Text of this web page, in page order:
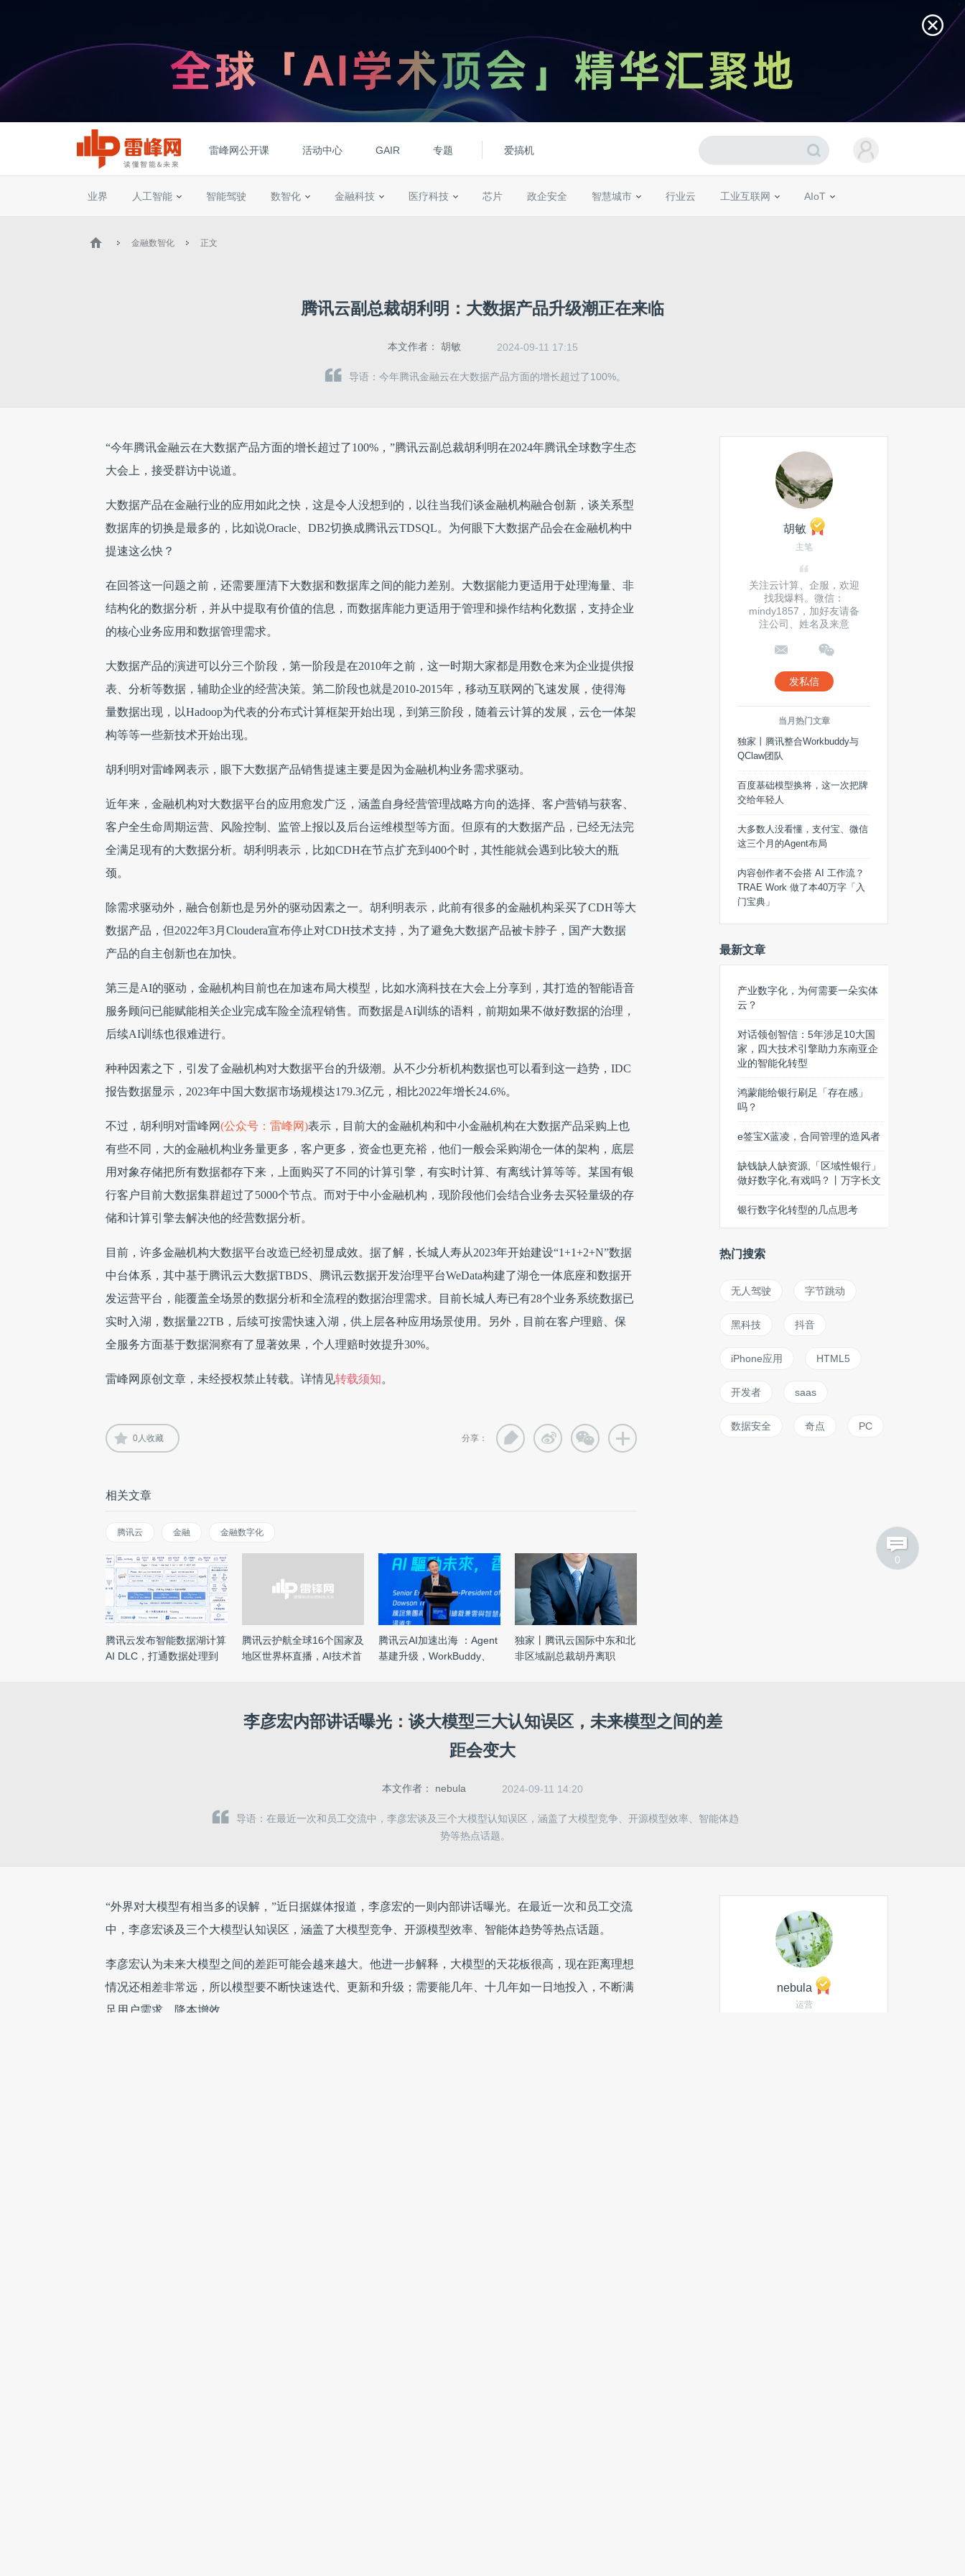
雷峰网公开课 活动中心 GAIR 专题 爱搞机
业界 人工智能 智能驾驶 数智化 金融科技 医疗科技 芯片 政企安全 智慧城市 行业云 工业互联网 AIoT
金融数智化 正文
0
腾讯云副总裁胡利明：大数据产品升级潮正在来临
本文作者： 胡敏 2024-09-11 17:15
导语：今年腾讯金融云在大数据产品方面的增长超过了100%。
“今年腾讯金融云在大数据产品方面的增长超过了100%，”腾讯云副总裁胡利明在2024年腾讯全球数字生态
大会上，接受群访中说道。
大数据产品在金融行业的应用如此之快，这是令人没想到的，以往当我们谈金融机构融合创新，谈关系型
数据库的切换是最多的，比如说Oracle、DB2切换成腾讯云TDSQL。为何眼下大数据产品会在金融机构中
提速这么快？
在回答这一问题之前，还需要厘清下大数据和数据库之间的能力差别。大数据能力更适用于处理海量、非
结构化的数据分析，并从中提取有价值的信息，而数据库能力更适用于管理和操作结构化数据，支持企业
的核心业务应用和数据管理需求。
大数据产品的演进可以分三个阶段，第一阶段是在2010年之前，这一时期大家都是用数仓来为企业提供报
表、分析等数据，辅助企业的经营决策。第二阶段也就是2010-2015年，移动互联网的飞速发展，使得海
量数据出现，以Hadoop为代表的分布式计算框架开始出现，到第三阶段，随着云计算的发展，云仓一体架
构等等一些新技术开始出现。
胡利明对雷峰网表示，眼下大数据产品销售提速主要是因为金融机构业务需求驱动。
近年来，金融机构对大数据平台的应用愈发广泛，涵盖自身经营管理战略方向的选择、客户营销与获客、
客户全生命周期运营、风险控制、监管上报以及后台运维模型等方面。但原有的大数据产品，已经无法完
全满足现有的大数据分析。胡利明表示，比如CDH在节点扩充到400个时，其性能就会遇到比较大的瓶
颈。
除需求驱动外，融合创新也是另外的驱动因素之一。胡利明表示，此前有很多的金融机构采买了CDH等大
数据产品，但2022年3月Cloudera宣布停止对CDH技术支持，为了避免大数据产品被卡脖子，国产大数据
产品的自主创新也在加快。
第三是AI的驱动，金融机构目前也在加速布局大模型，比如水滴科技在大会上分享到，其打造的智能语音
服务顾问已能赋能相关企业完成车险全流程销售。而数据是AI训练的语料，前期如果不做好数据的治理，
后续AI训练也很难进行。
种种因素之下，引发了金融机构对大数据平台的升级潮。从不少分析机构数据也可以看到这一趋势，IDC
报告数据显示，2023年中国大数据市场规模达179.3亿元，相比2022年增长24.6%。
不过，胡利明对雷峰网(公众号：雷峰网)表示，目前大的金融机构和中小金融机构在大数据产品采购上也
有些不同，大的金融机构业务量更多，客户更多，资金也更充裕，他们一般会采购湖仓一体的架构，底层
用对象存储把所有数据都存下来，上面购买了不同的计算引擎，有实时计算、有离线计算等等。某国有银
行客户目前大数据集群超过了5000个节点。而对于中小金融机构，现阶段他们会结合业务去买轻量级的存
储和计算引擎去解决他的经营数据分析。
目前，许多金融机构大数据平台改造已经初显成效。据了解，长城人寿从2023年开始建设“1+1+2+N”数据
中台体系，其中基于腾讯云大数据TBDS、腾讯云数据开发治理平台WeData构建了湖仓一体底座和数据开
发运营平台，能覆盖全场景的数据分析和全流程的数据治理需求。目前长城人寿已有28个业务系统数据已
实时入湖，数据量22TB，后续可按需快速入湖，供上层各种应用场景使用。另外，目前在客户理赔、保
全服务方面基于数据洞察有了显著效果，个人理赔时效提升30%。
雷峰网原创文章，未经授权禁止转载。详情见转载须知。
0人收藏 分享：
相关文章
腾讯云 金融 金融数字化
腾讯云发布智能数据湖计算
AI DLC，打通数据处理到
腾讯云护航全球16个国家及
地区世界杯直播，AI技术首
腾讯云AI加速出海 ：Agent
基建升级，WorkBuddy、
独家丨腾讯云国际中东和北
非区域副总裁胡丹离职
胡敏
主笔
关注云计算、企服，欢迎
找我爆料。微信：
mindy1857，加好友请备
注公司、姓名及来意
发私信
当月热门文章
独家丨腾讯整合Workbuddy与
QClaw团队
百度基础模型换将，这一次把牌
交给年轻人
大多数人没看懂，支付宝、微信
这三个月的Agent布局
内容创作者不会搭 AI 工作流？
TRAE Work 做了本40万字「入
门宝典」
最新文章
产业数字化，为何需要一朵实体
云？
对话领创智信：5年涉足10大国
家，四大技术引擎助力东南亚企
业的智能化转型
鸿蒙能给银行刷足「存在感」
吗？
e签宝X蓝凌，合同管理的造风者
缺钱缺人缺资源,「区域性银行」
做好数字化,有戏吗？丨万字长文
银行数字化转型的几点思考
热门搜索
无人驾驶 字节跳动
黑科技 抖音
iPhone应用 HTML5
开发者 saas
数据安全 奇点 PC
李彦宏内部讲话曝光：谈大模型三大认知误区，未来模型之间的差
距会变大
本文作者： nebula 2024-09-11 14:20
导语：在最近一次和员工交流中，李彦宏谈及三个大模型认知误区，涵盖了大模型竞争、开源模型效率、智能体趋
势等热点话题。
“外界对大模型有相当多的误解，”近日据媒体报道，李彦宏的一则内部讲话曝光。在最近一次和员工交流
中，李彦宏谈及三个大模型认知误区，涵盖了大模型竞争、开源模型效率、智能体趋势等热点话题。
李彦宏认为未来大模型之间的差距可能会越来越大。他进一步解释，大模型的天花板很高，现在距离理想
情况还相差非常远，所以模型要不断快速迭代、更新和升级；需要能几年、十几年如一日地投入，不断满
足用户需求，降本增效。
nebula
运营